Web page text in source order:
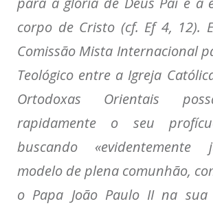
corpo de Cristo (cf. Ef 4, 12).
Comissão Mista Internacional
Teológico entre a Igreja
Ortodoxas Orientais
rapidamente o seu
buscando «evidentemente
modelo de plena comunhão,
o Papa João Paulo II na sua